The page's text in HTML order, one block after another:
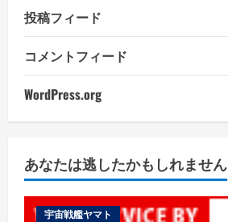
投稿フィード
コメントフィード
WordPress.org
あなたは逃したかもしれません
宇宙戦艦ヤマト